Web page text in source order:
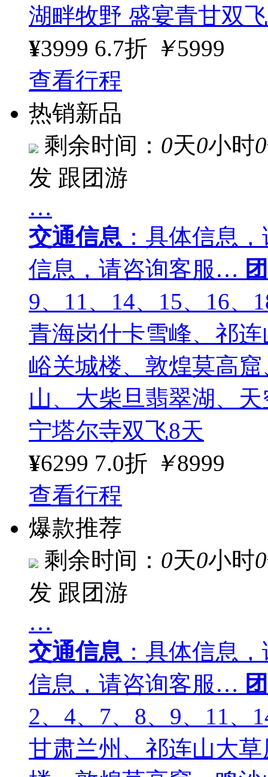
湖畔牧野 盛宴青甘双
¥3999 6.7折 ￥5999
查看行程
热销新品
剩余时间： 0天0小时0
发 跟团游
…
交通信息 ：具体信息
信息，请咨询客服…
9、11、14、15、16
青海岗什卡雪峰、祁
峪关城楼、敦煌莫高
山、大柴旦翡翠湖、
宁塔尔寺双飞8天
¥6299 7.0折 ￥8999
查看行程
爆款推荐
剩余时间： 0天0小时0
发 跟团游
…
交通信息 ：具体信息
信息，请咨询客服…
2、4、7、8、9、11、
甘肃兰州、祁连山大